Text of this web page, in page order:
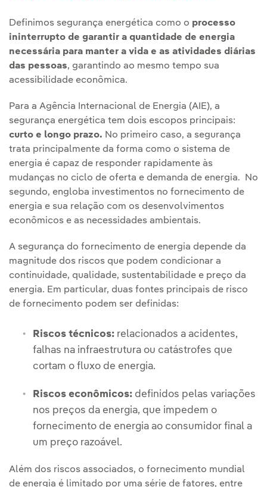
Definimos segurança energética como o processo
ininterrupto de garantir a quantidade de energia
necessária para manter a vida e as atividades diárias
das pessoas, garantindo ao mesmo tempo sua
acessibilidade econômica.
Para a Agência Internacional de Energia (AIE), a
segurança energética tem dois escopos principais:
curto e longo prazo. No primeiro caso, a segurança
trata principalmente da forma como o sistema de
energia é capaz de responder rapidamente às
mudanças no ciclo de oferta e demanda de energia. No
segundo, engloba investimentos no fornecimento de
energia e sua relação com os desenvolvimentos
econômicos e as necessidades ambientais.
A segurança do fornecimento de energia depende da
magnitude dos riscos que podem condicionar a
continuidade, qualidade, sustentabilidade e preço da
energia. Em particular, duas fontes principais de risco
de fornecimento podem ser definidas:
Riscos técnicos: relacionados a acidentes,
falhas na infraestrutura ou catástrofes que
cortam o fluxo de energia.
Riscos econômicos: definidos pelas variações
nos preços da energia, que impedem o
fornecimento de energia ao consumidor final a
um preço razoável.
Além dos riscos associados, o fornecimento mundial
de energia é limitado por uma série de fatores, entre